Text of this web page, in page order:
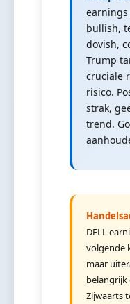
earnings
bullish,
dovish,
Trump
cruciale
risico.
strak,
trend.
DELL
volgende
maar
belangrijk
Zijwaarts